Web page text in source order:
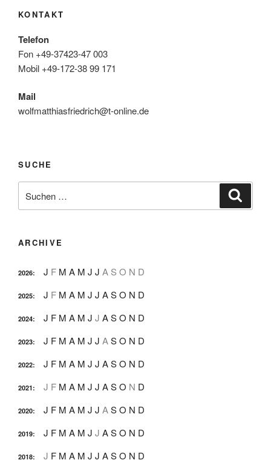
KONTAKT
Telefon
Fon +49-37423-47 003
Mobil +49-172-38 99 171
Mail
wolfmatthiasfriedrich@t-online.de
SUCHE
nach:
ARCHIVE
2026: J F M A M J J A S O N D
2025: J F M A M J J ASO N D
2024: J F M A M J J ASO N D
2023: J F M A M J J ASO N D
2022: J F M A M J J ASO N D
2021: J F M A M J J ASO N D
2020: J F M A M J J ASO N D
2019: J F M A M J J ASO N D
2018: J F M A M J J ASO N D